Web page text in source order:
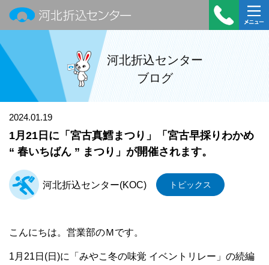
河北折込センター
メニュ
ー
受付時
間：平
日
9:00～
18:00
390-
河北折込センター
ブログ
2024.01.19
1月21日に「宮古真鱈まつり」「宮古早採りわかめ
“ 春いちばん ” まつり」が開催されます。
河北折込センター(KOC) トピックス
こんにちは。営業部のＭです。
1月21日(日)に「みやこ冬の味覚 イベントリレー」の続編